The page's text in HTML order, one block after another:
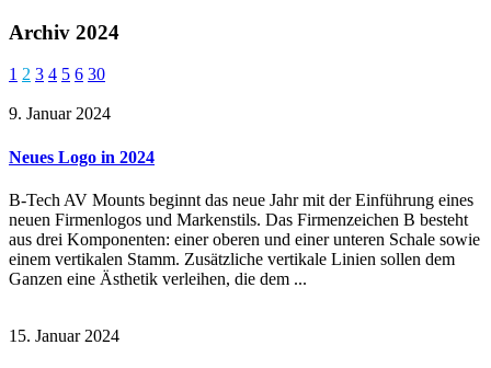
Archiv 2024
1 2 3 4 5 6 30
9. Januar 2024
Neues Logo in 2024
B-Tech AV Mounts beginnt das neue Jahr mit der Einführung eines
neuen Firmenlogos und Markenstils. Das Firmenzeichen B besteht
aus drei Komponenten: einer oberen und einer unteren Schale sowie
einem vertikalen Stamm. Zusätzliche vertikale Linien sollen dem
Ganzen eine Ästhetik verleihen, die dem ...
15. Januar 2024